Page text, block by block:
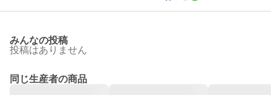
みんなの投稿
投稿はありません
同じ生産者の商品